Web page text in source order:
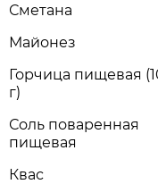
Сметана
Майонез
Горчица пищевая
г)
Соль поваренная
пищевая
Квас